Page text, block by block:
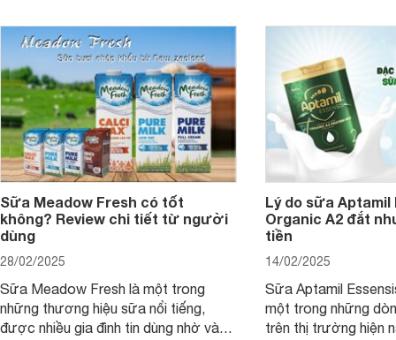
Sữa Meadow Fresh có tốt
không? Review chi tiết từ người
dùng
28/02/2025
Sữa Meadow Fresh là một trong
những thương hiệu sữa nổi tiếng,
được nhiều gia đình tin dùng nhờ vào
Lý do sữa Aptamil
Organic A2 đắt
tiền
14/02/2025
Sữa Aptamil
một trong những
trên thị trường hiện